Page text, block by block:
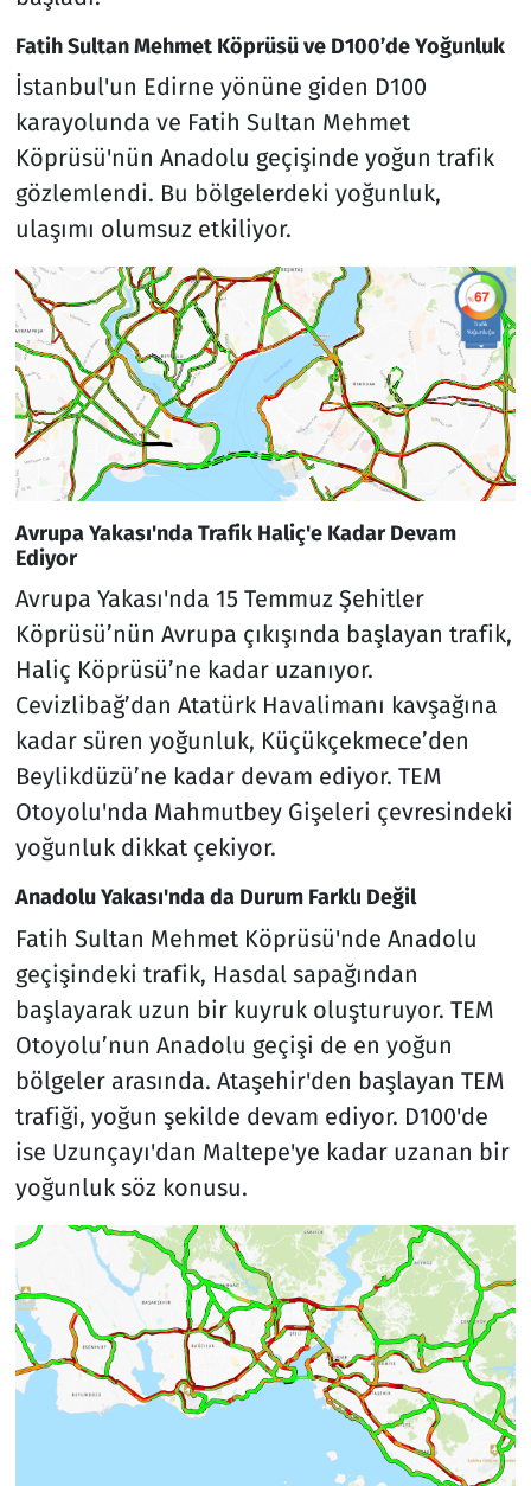
Fatih Sultan Mehmet Köprüsü ve D100’de Yoğunluk
İstanbul'un Edirne yönüne giden D100
karayolunda ve Fatih Sultan Mehmet
Köprüsü'nün Anadolu geçişinde yoğun trafik
gözlemlendi. Bu bölgelerdeki yoğunluk,
ulaşımı olumsuz etkiliyor.
Avrupa Yakası'nda Trafik Haliç'e Kadar Devam
Ediyor
Avrupa Yakası'nda 15 Temmuz Şehitler
Köprüsü’nün Avrupa çıkışında başlayan trafik,
Haliç Köprüsü’ne kadar uzanıyor.
Cevizlibağ’dan Atatürk Havalimanı kavşağına
kadar süren yoğunluk, Küçükçekmece’den
Beylikdüzü’ne kadar devam ediyor. TEM
Otoyolu'nda Mahmutbey Gişeleri çevresindeki
yoğunluk dikkat çekiyor.
Anadolu Yakası'nda da Durum Farklı Değil
Fatih Sultan Mehmet Köprüsü'nde Anadolu
geçişindeki trafik, Hasdal sapağından
başlayarak uzun bir kuyruk oluşturuyor. TEM
Otoyolu’nun Anadolu geçişi de en yoğun
bölgeler arasında. Ataşehir'den başlayan TEM
trafiği, yoğun şekilde devam ediyor. D100'de
ise Uzunçayı'dan Maltepe'ye kadar uzanan bir
yoğunluk söz konusu.